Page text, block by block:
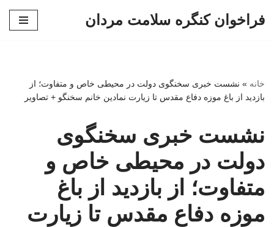
فراخوان کنگره سلامت مردان
خانه » نشست خبری سخنگوی دولت در محیطی خاص و متفاوت؛ از
بازدید از باغ موزه دفاع مقدس تا زیارت نمادین خانم سخنگو + تصاویر
نشست خبری سخنگوی
دولت در محیطی خاص و
متفاوت؛ از بازدید از باغ
موزه دفاع مقدس تا زیارت